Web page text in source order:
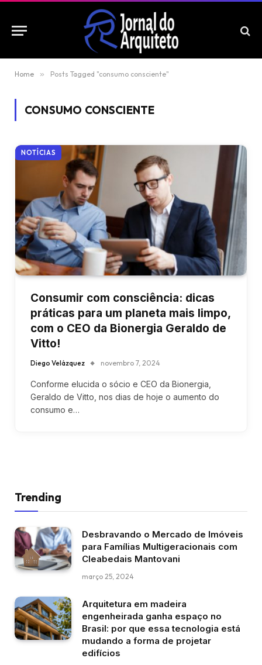
Home » Posts Tagged "consumo consciente"
CONSUMO CONSCIENTE
NOTÍCIAS
Consumir com consciência: dicas
práticas para um planeta mais limpo,
com o CEO da Bionergia Geraldo de
Vitto!
Diego Velázquez novembro 7, 2024
Conforme elucida o sócio e CEO da Bionergia,
Geraldo de Vitto, nos dias de hoje o aumento do
consumo e…
Trending
Desbravando o Mercado de Imóveis
para Famílias Multigeracionais com
Cleabedais Mantovani
março 25, 2024
Arquitetura em madeira
engenheirada ganha espaço no
Brasil: por que essa tecnologia está
mudando a forma de projetar
edifícios